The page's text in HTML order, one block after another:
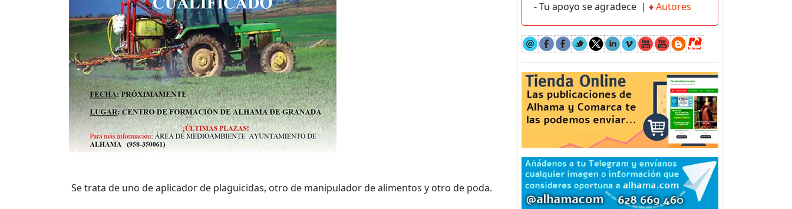
Se trata de uno de aplicador de plaguicidas, otro de manipulador de alimentos y otro de poda.
- Tu apoyo se agradece | ♦Autores